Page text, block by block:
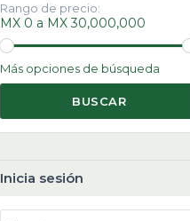
Rango de precio:
MX 0 a MX 30,000,000
Más opciones de búsqueda
BUSCAR
Inicia sesión